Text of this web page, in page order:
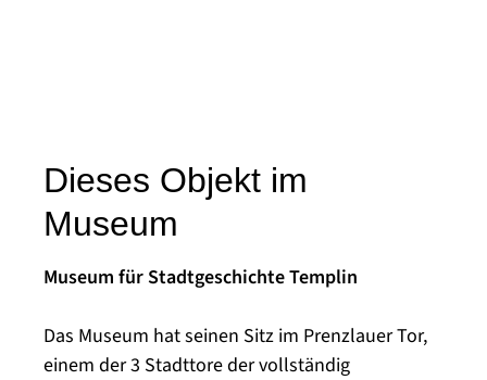
Dieses Objekt im
Museum
Museum für Stadtgeschichte Templin
Das Museum hat seinen Sitz im Prenzlauer Tor,
einem der 3 Stadttore der vollständig